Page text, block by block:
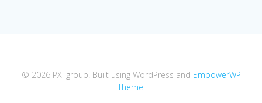
© 2026 PXI group. Built using WordPress and EmpowerWP
Theme.